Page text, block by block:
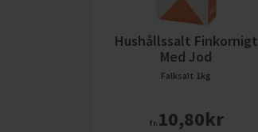
Hushållssalt Finkornigt
Med Jod
Falksalt 1kg
fr. 10,80kr